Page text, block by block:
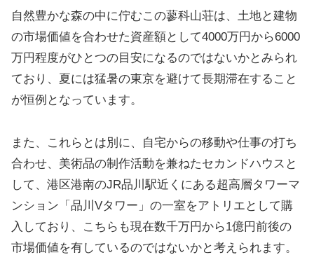
自然豊かな森の中に佇むこの蓼科山荘は、土地と建物
の市場価値を合わせた資産額として4000万円から6000
万円程度がひとつの目安になるのではないかとみられ
ており、夏には猛暑の東京を避けて長期滞在すること
が恒例となっています。
また、これらとは別に、自宅からの移動や仕事の打ち
合わせ、美術品の制作活動を兼ねたセカンドハウスと
して、港区港南のJR品川駅近くにある超高層タワーマ
ンション「品川Vタワー」の一室をアトリエとして購
入しており、こちらも現在数千万円から1億円前後の
市場価値を有しているのではないかと考えられます。